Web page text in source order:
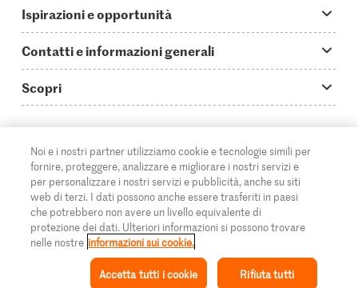
Oggi cucino
Piatti principali
Ricette semplici & veloci
Ricette al forno
Ricette per famiglie & bambini
Tutte le ricette
Ispirazioni e opportunità
Storie
Video How to
Login Migusto
Rivista Migusto
Concorsi
Contatti e informazioni generali
Guida alle abbreviazioni
Contatti
Pubblicità
Impressum
Informazioni legali
Protezione dei dati
Scopri
Migros Online
A proposito della Migros
Filiali
Cumulus
Rivista Azione
© 2026 Federazione delle cooperative Migros
Noi e i nostri partner utilizziamo cookie e tecnologie simili per
fornire, proteggere, analizzare e migliorare i nostri servizi e
per personalizzare i nostri servizi e pubblicità, anche su siti
web di terzi. I dati possono anche essere trasferiti in paesi
che potrebbero non avere un livello equivalente di
protezione dei dati. Ulteriori informazioni si possono trovare
nelle nostre informazioni sui cookie.
Rifiuta tutti
Accetta tutti i cookie